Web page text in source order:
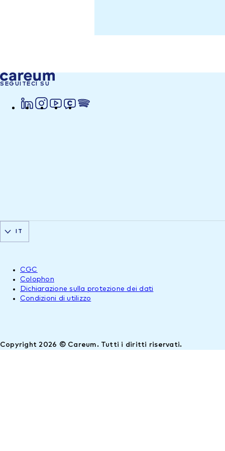
SEGUITECI SU
Copyright 2026 © Careum. Tutti i diritti riservati.
CGC
Colophon
Dichiarazione sulla protezione dei dati
Condizioni di utilizzo
IT